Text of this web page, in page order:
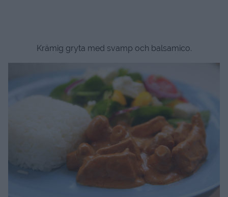
Krämig gryta med svamp och balsamico.